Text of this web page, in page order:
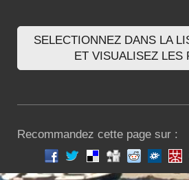
SELECTIONNEZ DANS LA
ET VISUALISEZ LES
Recommandez cette page sur :